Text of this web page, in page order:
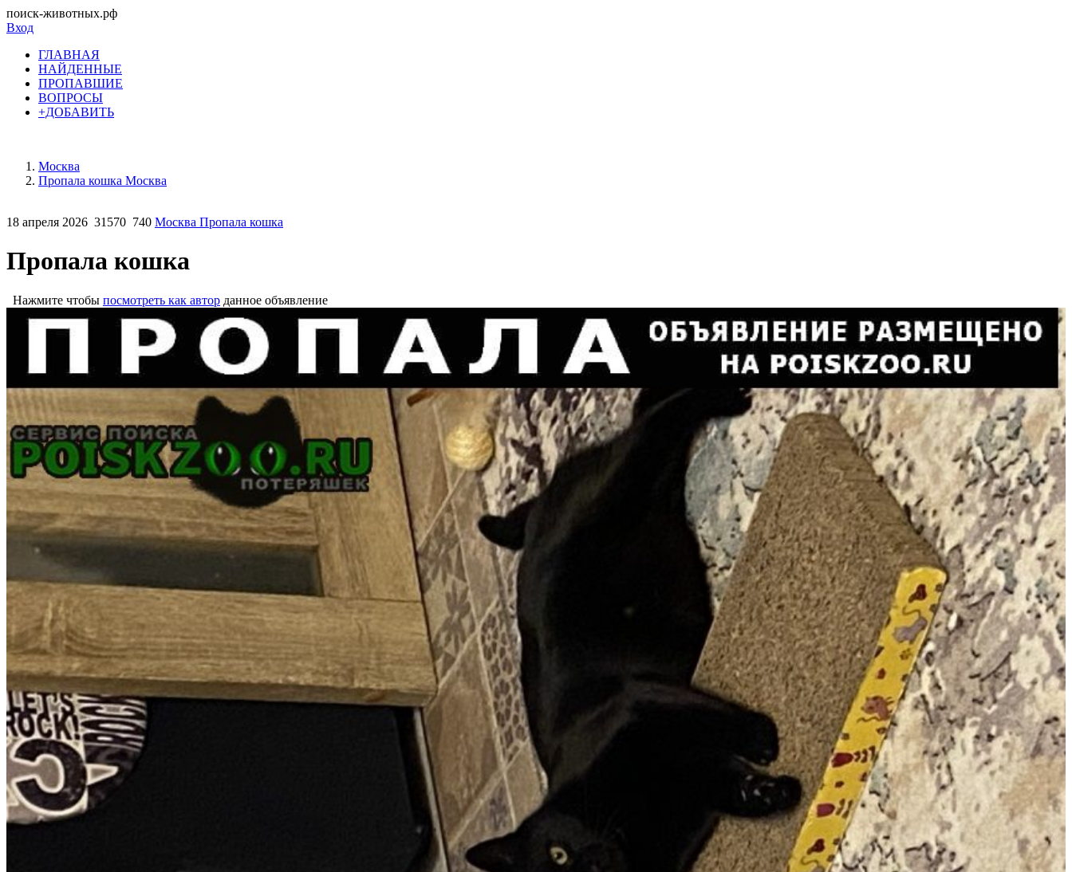
поиск-животных.рф
Вход
ГЛАВНАЯ
НАЙДЕННЫЕ
ПРОПАВШИЕ
ВОПРОСЫ
+ДОБАВИТЬ
Москва
Пропала кошка Москва
18 апреля 2026 31570 740 Москва Пропала кошка
Пропала кошка
Нажмите чтобы посмотреть как автор данное объявление